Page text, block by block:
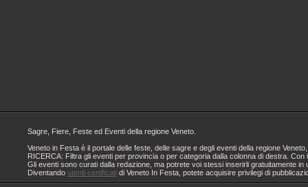
Sagre, Fiere, Feste ed Eventi della regione Veneto.
Veneto in Festa è il portale delle feste, delle sagre e degli eventi della regione
RICERCA: Filtra gli eventi per provincia o per categoria dalla colonna di destra.
Gli eventi sono curati dalla redazione, ma potrete voi stessi inserirli gratuitamente
Diventando utenti certificati di Veneto In Festa, potete acquisire privilegi di